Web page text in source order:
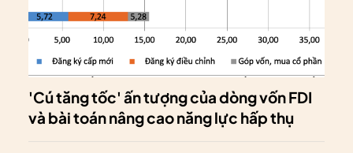
'Cú tăng tốc' ấn tượng của dòng vốn FDI
và bài toán nâng cao năng lực hấp thụ